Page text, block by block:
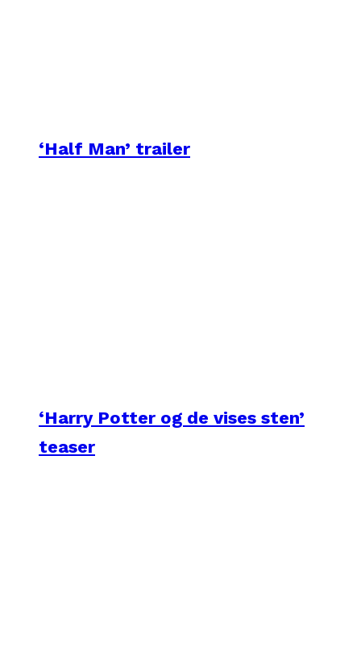
‘Half Man’ trailer
‘Harry Potter og de vises sten’
teaser